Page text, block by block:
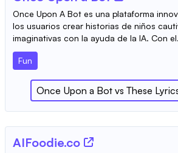
Once Upon A Bot es una plataforma
los usuarios crear historias de niños
imaginativas con la ayuda de la IA. Con
Fun
Once Upon a Bot vs These
AIFoodie.co